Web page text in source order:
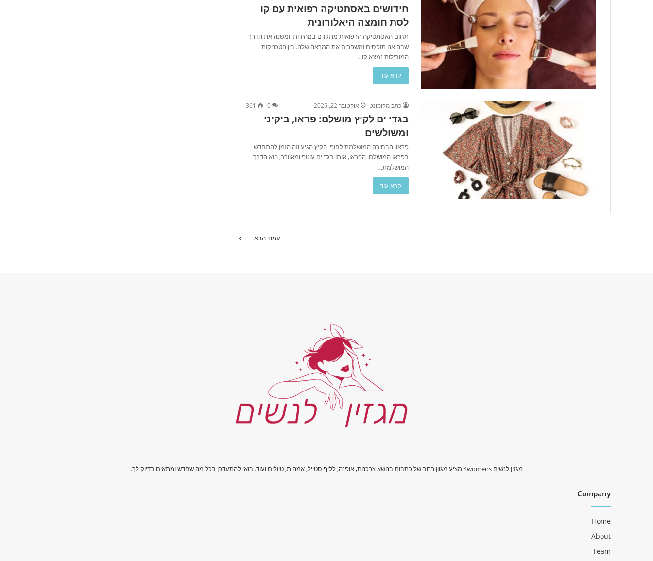
חידושים באסתטיקה רפואית עם קו
לסת חומצה היאלורונית
תחום האסתטיקה הרפואית מתקדם במהירות, ומשנה את הדרך
שבה אנו תופסים ומשפרים את המראה שלנו. בין הטכניקות
המובילות נמצא קו…
קרא עוד
כתב מקומונט אוקטובר 22, 2025 0
361
בגדי ים לקיץ מושלם: פראו, ביקיני
ומשולשים
פראו: הבחירה המושלמת לחוף הקיץ הגיע וזה הזמן להתחדש
בפראו המושלם. הפראו, אותו בגד ים עוטף ומאוורר, הוא הדרך
המושלמת…
קרא עוד
עמוד הבא
מגזין לנשים 4womens מציע מגוון רחב של כתבות בנושא צרכנות, אופנה, לליף סטייל, אמהות, טיולים ועוד. בואי להתעדכן בכל מה שחדש ומתאים בדיוק לך.
Company
Home
About
Team